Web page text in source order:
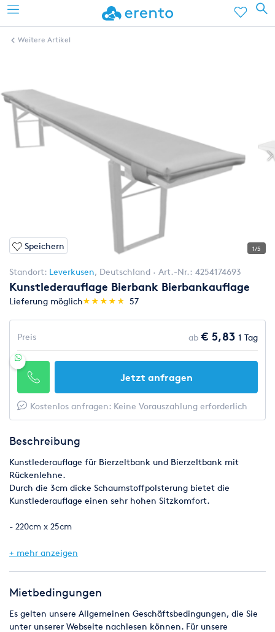
Weitere Artikel
Speichern 1/5
Standort: Leverkusen, Deutschland Art.-Nr.: 4254174693
Kunstlederauflage Bierbank Bierbankauflage
Lieferung möglich(*)
★
★
(*)★
★
(*) ★
★
(*) ★
★
(*) ★
★ 57
Preis ab € 5,83 1 Tag
Jetzt anfragen
Kostenlos anfragen: Keine Vorauszahlung erforderlich
Beschreibung
Kunstlederauflage für Bierzeltbank und Bierzeltbank mit
Rückenlehne.
Durch die 3cm dicke Schaumstoffpolsterung bietet die
Kunstlederauflage einen sehr hohen Sitzkomfort.
- 220cm x 25cm
- Kunstlederauflage darf nicht im Regen liegen
+ mehr anzeigen
Mietbedingungen
Es gelten unsere Allgemeinen Geschäftsbedingungen, die Sie
unter unserer Webseite nachlesen können. Für unsere